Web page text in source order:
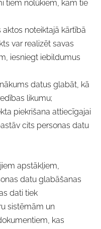
tiem nolūkiem, kam tie
aktos noteiktajā kārtībā
var realizēt savas
iesniegt iebildumus
datus glabāt, kā
likumu;
piekrišana attiecīgajai
cits personas datu
apstākļiem,
datu glabāšanas
dati tiek
sistēmām un
kas